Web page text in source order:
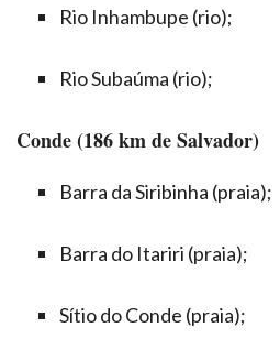
Rio Inhambupe (rio);
Rio Subaúma (rio);
Conde (186 km de Salvador)
Barra da Siribinha (praia);
Barra do Itariri (praia);
Sítio do Conde (praia);